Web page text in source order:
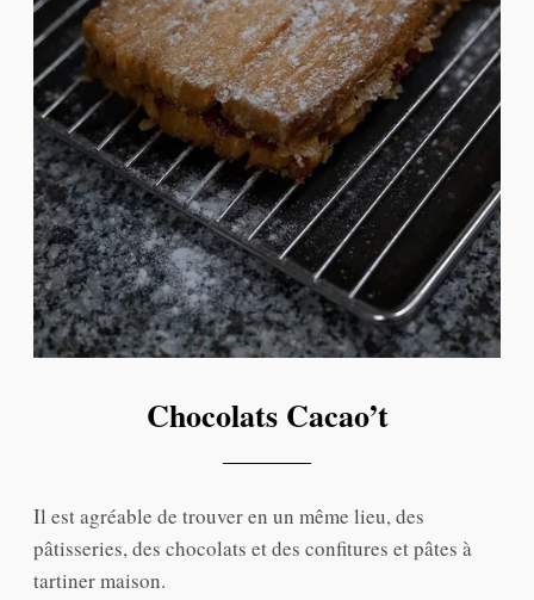
Chocolats Cacao’t
Il est agréable de trouver en un même lieu, des
pâtisseries, des chocolats et des confitures et pâtes à
tartiner maison.